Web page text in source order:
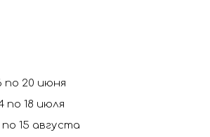
по 20 июня
по 18 июля
15 августа